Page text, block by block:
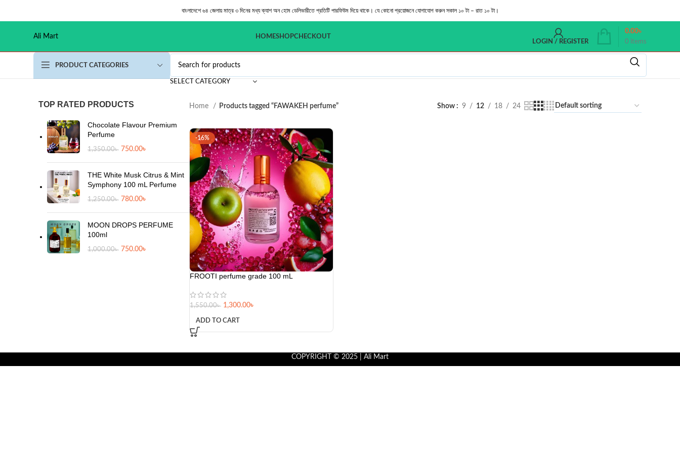
বাংলাদেশে ৬৪ জেলায় মাত্র ৩ দিনের মধ্য ক্যাশ অন হোম ডেলিভারীতে প্রতিটি পারফিউম দিয়ে থাকে। যে কোনো প্রয়োজনে যোগাযোগ করুন সকাল ১০ টা – রাত ১০ টা।
Ali Mart HOMESHOPCHECKOUT
LOGIN / REGISTER
0 items
0.00৳
PRODUCT CATEGORIES
SELECT CATEGORY
TOP RATED PRODUCTS
Chocolate Flavour Premium
Perfume
1,350.00৳ 750.00৳
THE White Musk Citrus & Mint
Symphony 100 mL Perfume
1,250.00৳ 780.00৳
MOON DROPS PERFUME
100ml
1,000.00৳ 750.00৳
Home Products tagged “FAWAKEH perfume” Show 9 12 18 24
-16%
FROOTI perfume grade 100 mL
1,550.00৳ 1,300.00৳
ADD TO CART
COPYRIGHT © 2025 | Ali Mart